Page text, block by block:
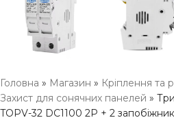
Головна » Магазин » Кріплення та
Захист для сонячних панелей »
TOPV-32 DC1100 2P + 2